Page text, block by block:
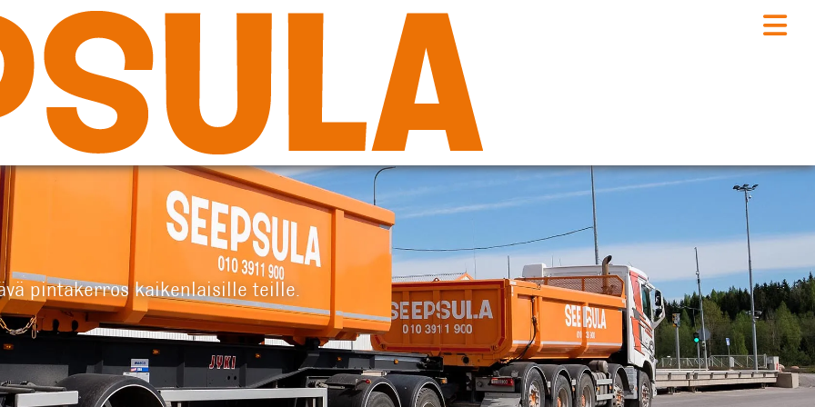
pintakerros kaikenlaisille teille.